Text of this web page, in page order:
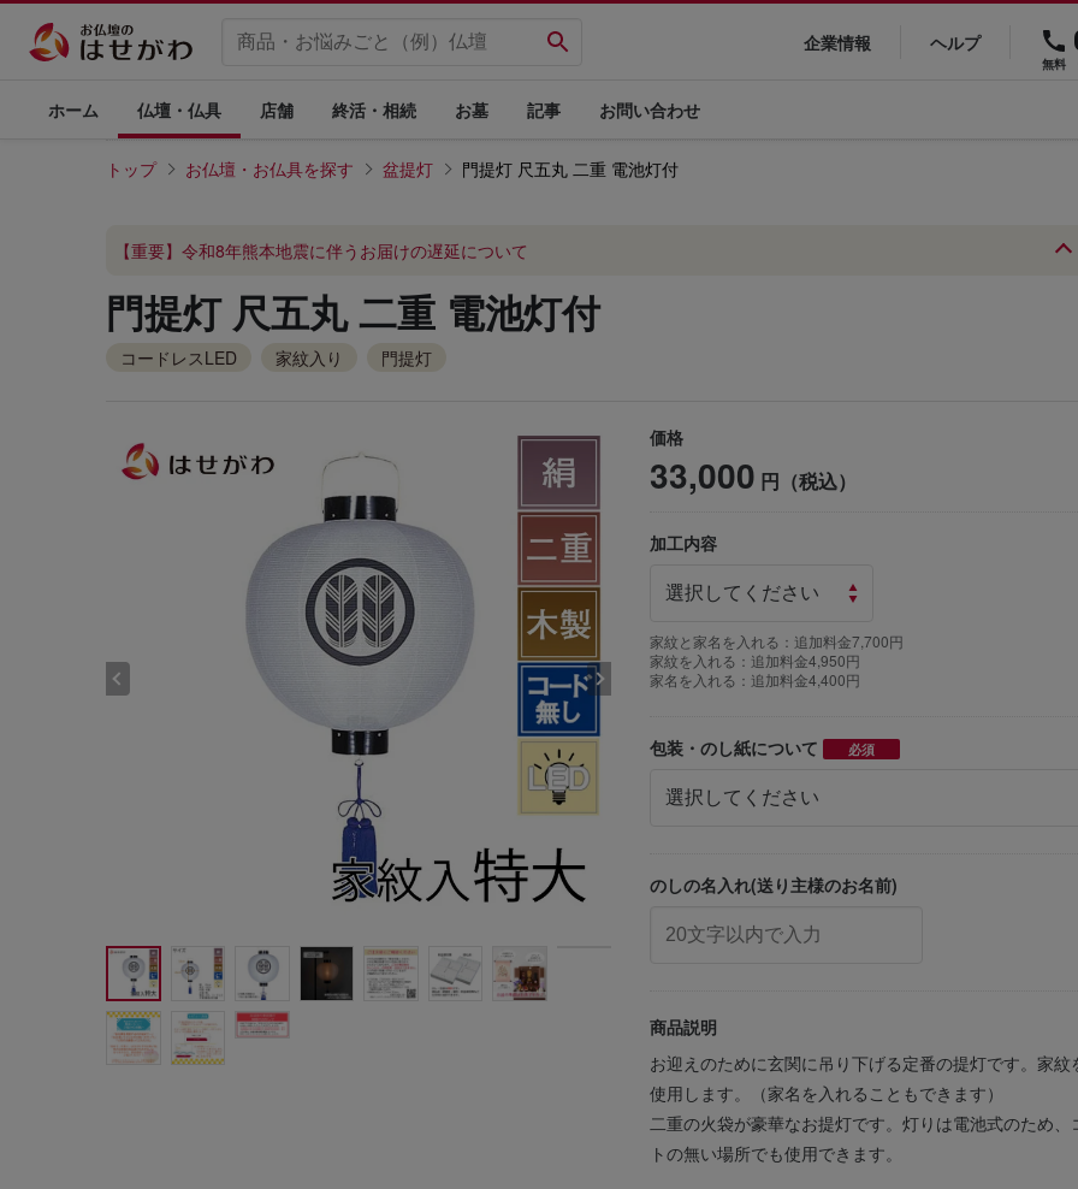
企業情報 ヘルプ
無料
ホーム 仏壇・仏具 店舗 終活・相続 お墓 記事 お問い合わせ
トップ お仏壇・お仏具を探す 盆提灯 門提灯 尺五丸 二重 電池灯付
【重要】令和8年熊本地震に伴うお届けの遅延について
門提灯 尺五丸 二重 電池灯付
コードレスLED 家紋入り 門提灯
価格
33,000 円（税込）
加工内容
家紋と家名を入れる：追加料金7,700円
家紋を入れる：追加料金4,950円
家名を入れる：追加料金4,400円
包装・のし紙について 必須
のしの名入れ(送り主様のお名前)
商品説明
お迎えのために玄関に吊り下げる定番の提灯です。家紋
使用します。（家名を入れることもできます）
二重の火袋が豪華なお提灯です。灯りは電池式のため、
トの無い場所でも使用できます。